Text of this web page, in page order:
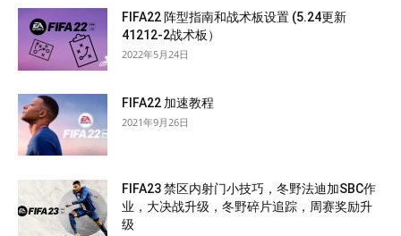
FIFA22 阵型指南和战术板设置 (5.24更新
41212-2战术板）
2022年5月24日
FIFA22 加速教程
2021年9月26日
FIFA23 禁区内射门小技巧，冬野法迪加SBC作
业，大决战升级，冬野碎片追踪，周赛奖励升
级